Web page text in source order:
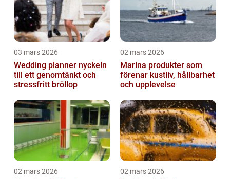
03 mars 2026
Wedding planner nyckeln
till ett genomtänkt och
stressfritt bröllop
02 mars 2026
Marina produkter som
förenar kustliv, hållbarhet
och upplevelse
02 mars 2026 02 mars 2026